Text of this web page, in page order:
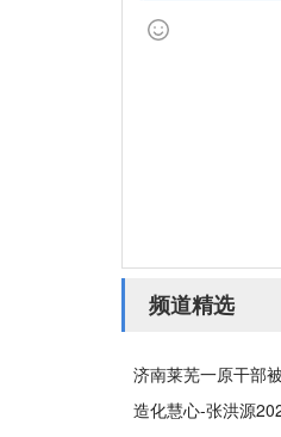
频道精选
济南莱芜一原干部
造化慧心-张洪源